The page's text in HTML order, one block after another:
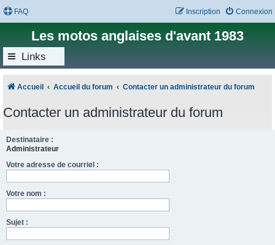
FAQ Connexion
Inscription
Les motos anglaises d'avant 1983
Links
Accueil Accueil du forum Contacter un administrateur du forum
Contacter un administrateur du forum
Destinataire :
Administrateur
Votre adresse de courriel :
Votre nom :
Sujet :